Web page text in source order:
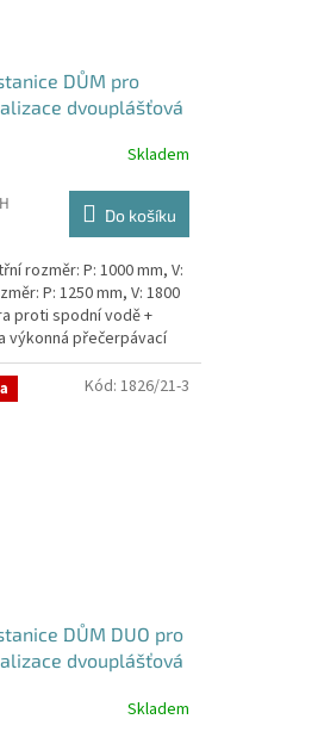
DŮM pro
dvouplášťová
Skladem
Do košíku
rozměr: P: 1000 mm, V:
P: 1250 mm, V: 1800
proti spodní vodě +
výkonná přečerpávací
DŮM DUO pro
dvouplášťová
Skladem
Kód: 1826/21-3